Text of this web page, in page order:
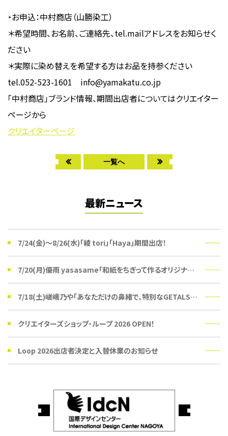
・お申込：中村商店（山勝染工）
＊希望時間、お名前、ご連絡先、tel.mailアドレスをお知らせく
ださい
＊実際に染め替えを希望する方はお品を持参ください
tel.052-523-1601 info@yamakatu.co.jp
「中村商店」ブランド情報、期間出店者についてはクリエイター
ページから
クリエイターページ
一覧へ
最新ニュース
7/24(金)〜8/26(水)「綾 tori」「Haya」期間出店！
7/20(月)優雨 yasasame「和紙をちぎって作るオリジナルうちわ」ワークショップ
7/18(土)嵯峨乃や「あなただけの鼻緒で、特別なGETALSを。」受注会
クリエイターズショップ・ループ 2026 OPEN！
Loop 2026出店者決定と入替休業のお知らせ